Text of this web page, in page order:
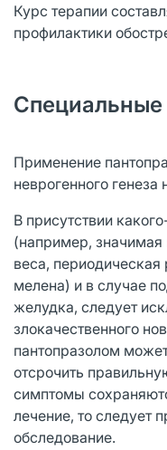
Курс терапии
профилактики
Специальные
Применение
неврогенного генеза
В присутствии
(например,
веса,
мелена) и в случае
желудка, следует
злокачественного
пантопразолом
отсрочить
симптомы
лечение, то следует
обследование.